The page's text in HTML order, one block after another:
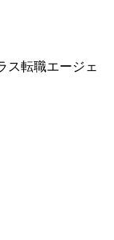
ス転職エージェ